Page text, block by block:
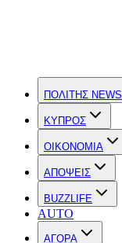
ΠΟΛΙΤΗΣ NEWS
ΚΥΠΡΟΣ
OIKONOMIA
ΑΠΟΨΕΙΣ
BUZZLIFE
AUTO
ΑΓΟΡΑ